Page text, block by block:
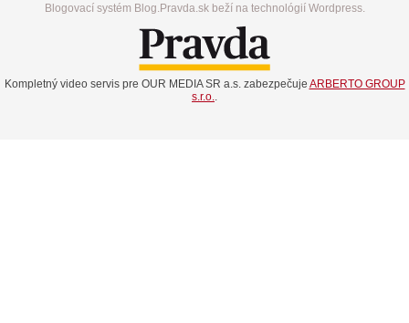
Blogovací systém Blog.Pravda.sk beží na technológií Wordpress.
Kompletný video servis pre OUR MEDIA SR a.s. zabezpečuje ARBERTO GROUP
s.r.o..